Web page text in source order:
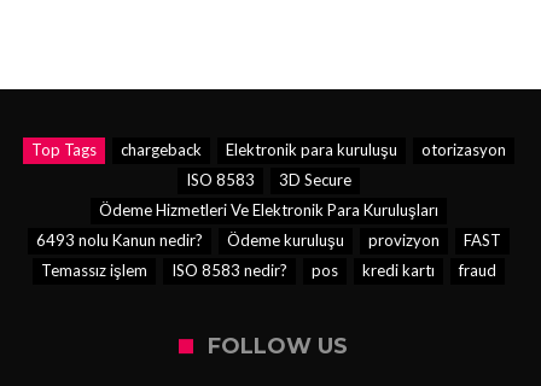
Top Tags chargeback Elektronik para kuruluşu
otorizasyon
ISO 8583
3D Secure
Ödeme Hizmetleri Ve Elektronik Para Kuruluşları
6493 nolu Kanun nedir?
Ödeme kuruluşu provizyon
FAST
Temassız işlem
ISO 8583 nedir? pos kredi kartı fraud
FOLLOW US